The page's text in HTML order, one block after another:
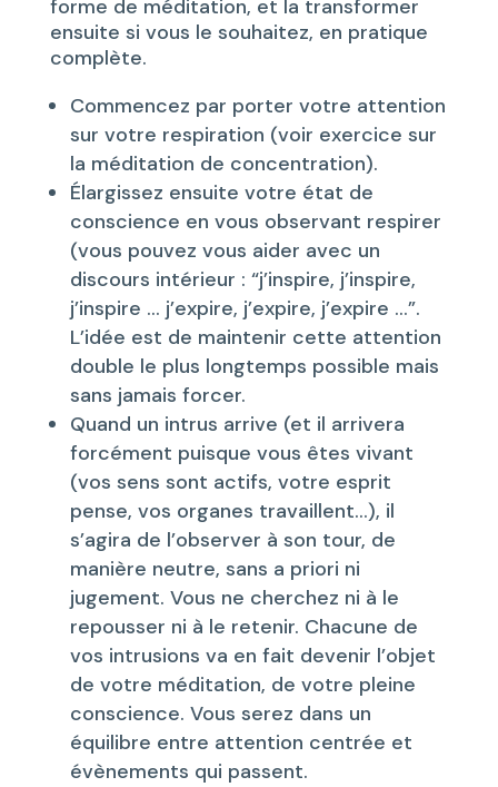
forme de méditation, et la transformer
ensuite si vous le souhaitez, en pratique
complète.
Commencez par porter votre attention
sur votre respiration (voir exercice sur
la méditation de concentration).
Élargissez ensuite votre état de
conscience en vous observant respirer
(vous pouvez vous aider avec un
discours intérieur : “j’inspire, j’inspire,
j’inspire … j’expire, j’expire, j’expire …”.
L’idée est de maintenir cette attention
double le plus longtemps possible mais
sans jamais forcer.
Quand un intrus arrive (et il arrivera
forcément puisque vous êtes vivant
(vos sens sont actifs, votre esprit
pense, vos organes travaillent…), il
s’agira de l’observer à son tour, de
manière neutre, sans a priori ni
jugement. Vous ne cherchez ni à le
repousser ni à le retenir. Chacune de
vos intrusions va en fait devenir l’objet
de votre méditation, de votre pleine
conscience. Vous serez dans un
équilibre entre attention centrée et
évènements qui passent.